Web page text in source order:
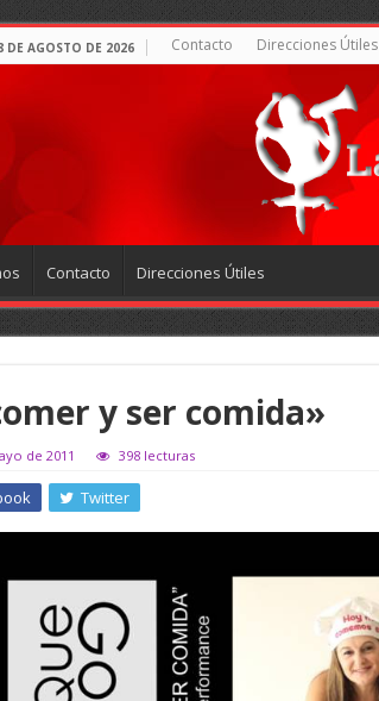
DE AGOSTO DE 2026 Contacto Direcciones Útiles
Contacto Direcciones Útiles
y ser comida»
de 2011 398 lecturas
Twitter